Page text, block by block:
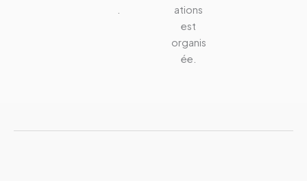
ations
est
organis
ée.